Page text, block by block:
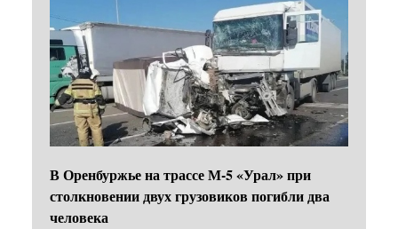
В Оренбуржье на трассе М-5 «Урал» при
столкновении двух грузовиков погибли два
человека